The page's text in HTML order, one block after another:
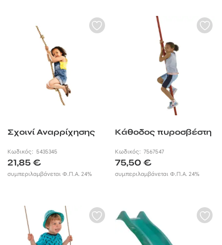
Σχοινί Αναρρίχησης
Κωδικός: 5435345
21,85€
συμπεριλαμβάνεται Φ.Π.Α. 24%
Κάθοδος πυροσβέστη
Κωδικός:7567547
75,50€
συμπεριλαμβάνεται Φ.Π.Α. 24%